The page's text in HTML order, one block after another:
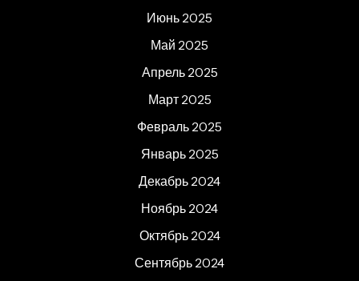
Июнь 2025
Май 2025
Апрель 2025
Март 2025
Февраль 2025
Январь 2025
Декабрь 2024
Ноябрь 2024
Октябрь 2024
Сентябрь 2024